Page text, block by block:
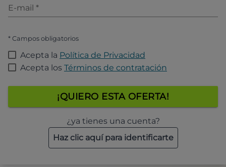
E-mail *
* Campos obligatorios
Acepta la Política de Privacidad
Acepta los Términos de contratación
¡QUIERO ESTA OFERTA!
¿ya tienes una cuenta?
Haz clic aquí para identificarte